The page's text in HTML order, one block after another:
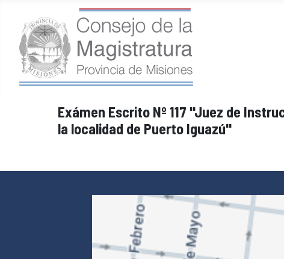
Exámen Escrito Nº 117 "Juez de
la localidad de Puerto Iguazú"